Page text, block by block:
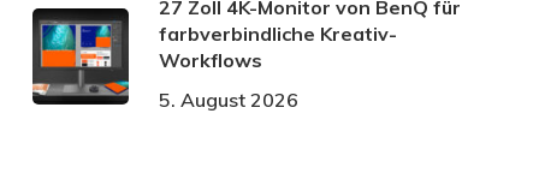
27 Zoll 4K-Monitor von BenQ für
farbverbindliche Kreativ-
Workflows
5. August 2026